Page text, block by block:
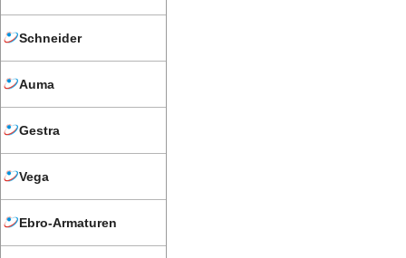
Schneider
Auma
Gestra
Vega
Ebro-Armaturen